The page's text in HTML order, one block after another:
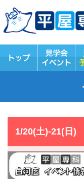
1/20(土)-21(日)